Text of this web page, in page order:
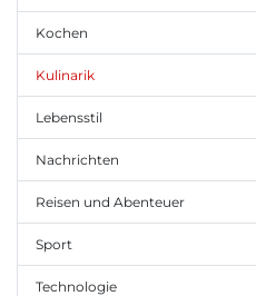
Kochen
Kulinarik
Lebensstil
Nachrichten
Reisen und Abenteuer
Sport
Technologie